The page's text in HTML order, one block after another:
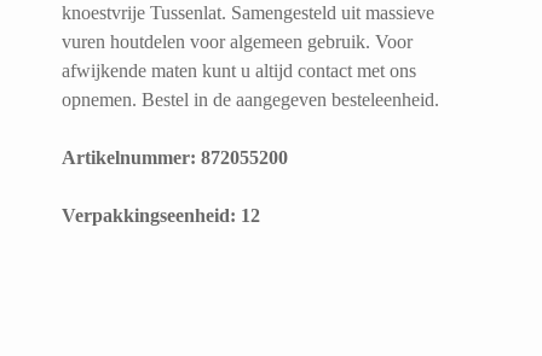
knoestvrije Tussenlat. Samengesteld uit massieve
vuren houtdelen voor algemeen gebruik. Voor
afwijkende maten kunt u altijd contact met ons
opnemen. Bestel in de aangegeven besteleenheid.
Artikelnummer: 872055200
​Verpakkingseenheid: 12